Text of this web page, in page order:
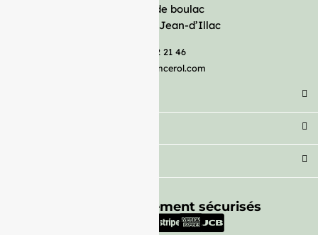
Avenue de boulac
33127 Saint-Jean-d’Illac
05 57 92 21 46
serviceclient@francerol.com
Moyens de paiement sécurisés